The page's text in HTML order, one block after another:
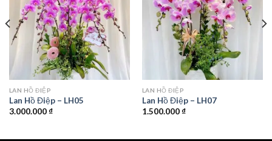
LAN HỒ ĐIỆP
Lan Hồ Điệp – LH05
3.000.000₫
LAN HỒ ĐIỆP
Lan Hồ Điệp – LH07
1.500.000₫